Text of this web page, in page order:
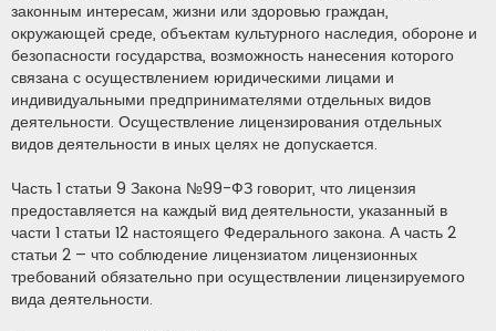
законным интересам, жизни или здоровью граждан,
окружающей среде, объектам культурного наследия, обороне и
безопасности государства, возможность нанесения которого
связана с осуществлением юридическими лицами и
индивидуальными предпринимателями отдельных видов
деятельности. Осуществление лицензирования отдельных
видов деятельности в иных целях не допускается.
Часть 1 статьи 9 Закона №99-ФЗ говорит, что лицензия
предоставляется на каждый вид деятельности, указанный в
части 1 статьи 12 настоящего Федерального закона. А часть 2
статьи 2 – что соблюдение лицензиатом лицензионных
требований обязательно при осуществлении лицензируемого
вида деятельности.